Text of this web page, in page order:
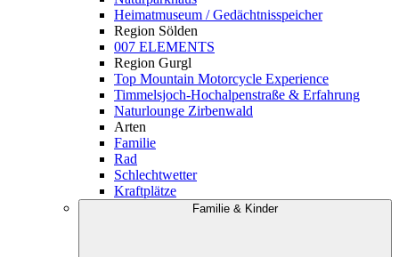
Heimatmuseum / Gedächtnisspeicher
Region Sölden
007 ELEMENTS
Region Gurgl
Top Mountain Motorcycle Experience
Timmelsjoch-Hochalpenstraße & Erfahrung
Naturlounge Zirbenwald
Arten
Familie
Rad
Schlechtwetter
Kraftplätze
Familie & Kinder